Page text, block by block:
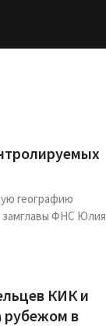
географию
замглавы ФНС Юлия
КИК и
рубежом в